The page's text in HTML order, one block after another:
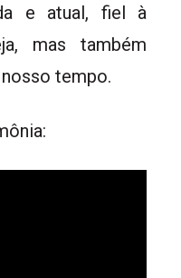
e atual, fiel à
mas também
tempo.